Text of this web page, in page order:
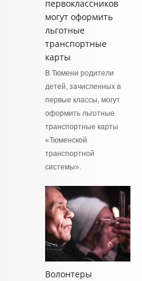
первоклассников
могут оформить
льготные
транспортные
карты
В Тюмени родители
детей, зачисленных в
первые классы, могут
оформить льготные
транспортные карты
«Тюменской
транспортной
системы».
Волонтеры